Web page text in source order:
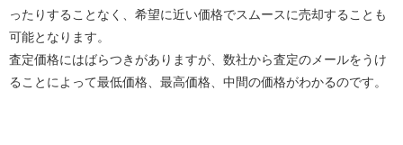
ったりすることなく、希望に近い価格でスムースに売却することも
可能となります。
査定価格にはばらつきがありますが、数社から査定のメールをうけ
ることによって最低価格、最高価格、中間の価格がわかるのです。